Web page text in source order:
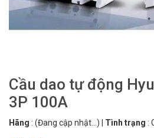
Cầu dao tự động
3P 100A
Hãng : (Đang cập nhật...) Tình trạng :